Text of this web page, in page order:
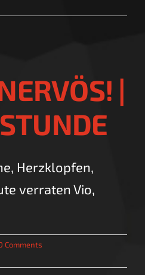
Beste
|
Herzklopfen,
verraten Vio,
Comments